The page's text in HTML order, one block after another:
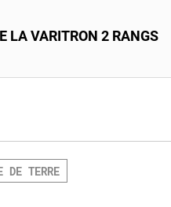
LA VARITRON 2 RANGS
DE TERRE